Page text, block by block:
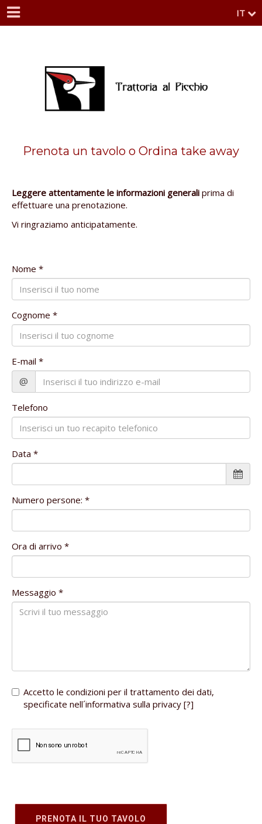
IT
Prenota un tavolo o Ordina take away
Leggere attentamente le informazioni generali prima di
effettuare una prenotazione.
Vi ringraziamo anticipatamente.
Nome *
Cognome *
E-mail *
@
Telefono
Data *
Numero persone: *
Ora di arrivo *
Messaggio *
Accetto le condizioni per il trattamento dei dati,
specificate nell´informativa sulla privacy [?]